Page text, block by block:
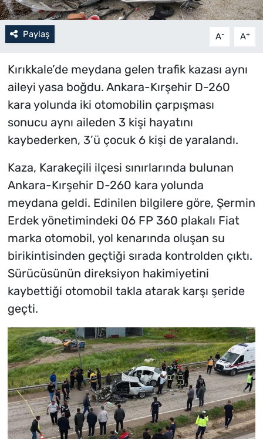
Paylaş A- A+
Kırıkkale’de meydana gelen trafik kazası aynı
aileyi yasa boğdu. Ankara-Kırşehir D-260
kara yolunda iki otomobilin çarpışması
sonucu aynı aileden 3 kişi hayatını
kaybederken, 3’ü çocuk 6 kişi de yaralandı.
Kaza, Karakeçili ilçesi sınırlarında bulunan
Ankara-Kırşehir D-260 kara yolunda
meydana geldi. Edinilen bilgilere göre, Şermin
Erdek yönetimindeki 06 FP 360 plakalı Fiat
marka otomobil, yol kenarında oluşan su
birikintisinden geçtiği sırada kontrolden çıktı.
Sürücüsünün direksiyon hakimiyetini
kaybettiği otomobil takla atarak karşı şeride
geçti.